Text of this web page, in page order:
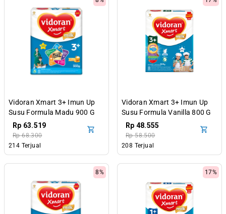
Vidoran Xmart 3+ Imun Up
Susu Formula Madu 900 G
Rp 63.519
Rp 68.300
214 Terjual
Vidoran Xmart 3+ Imun Up
Susu Formula Vanilla 800 G
Rp 48.555
Rp 58.500
208 Terjual
8% 17%